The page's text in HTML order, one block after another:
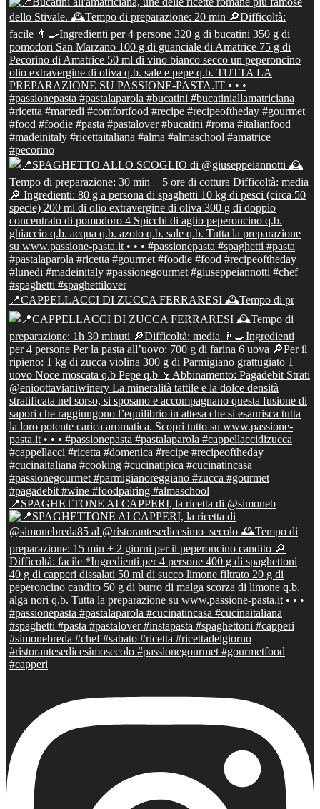
📍CAPPELLACCI DI ZUCCA FERRARESI 🕰Tempo di pr
📍SPAGHETTONE AI CAPPERI, la ricetta di @simoneb